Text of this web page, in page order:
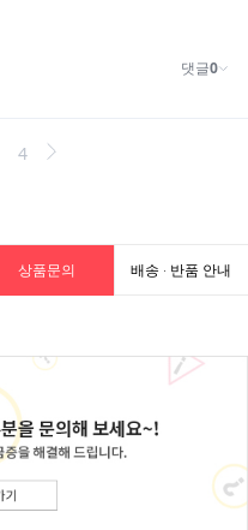
상품문의 배송 · 반품 안내